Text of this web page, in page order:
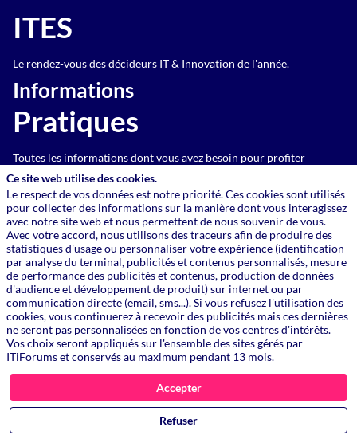
ITES
Le rendez-vous des décideurs IT & Innovation de l'année.
Informations
Pratiques
Toutes les informations dont vous avez besoin pour profiter
pleinement de l'évènement.
Infos pratiques
Conditions d'utilisation
Contact
Retrouvez
Nous
Toutes les informations dont vous avez besoin pour profiter
pleinement de l'évènement.
ITiForums
Le Cercle IT
Ce site web utilise des cookies.
Le respect de vos données est notre priorité. Ces cookies sont utilisés
pour collecter des informations sur la manière dont vous interagissez
avec notre site web et nous permettent de nous souvenir de vous.
Avec votre accord, nous utilisons des traceurs afin de produire des
statistiques d'usage ou personnaliser votre expérience (identification
par analyse du terminal, publicités et contenus personnalisés, mesure
de performance des publicités et contenus, production de données
d'audience et développement de produit) sur internet ou par
communication directe (email, sms...). Si vous refusez l'utilisation des
cookies, vous continuerez à recevoir des publicités mais ces dernières
ne seront pas personnalisées en fonction de vos centres d'intérêts.
Vos choix seront appliqués sur l'ensemble des sites gérés par
ITiForums et conservés au maximum pendant 13 mois.
Accepter
Refuser